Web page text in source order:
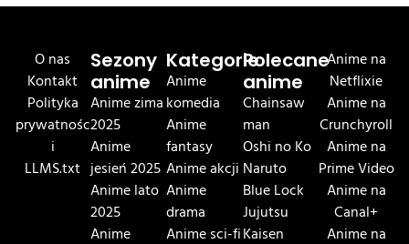
O nas
Kontakt
Polityka
prywatnośc
i
LLMS.txt
Sezony
anime
Anime zima
2025
Anime
jesień 2025
Anime lato
2025
Anime
Kategorie
Anime
komedia
Anime
fantasy
Anime akcji
Anime
drama
Anime sci-fi
Polecane
anime
Chainsaw
man
Oshi no Ko
Naruto
Blue Lock
Jujutsu
Kaisen
Anime na
Netflixie
Anime na
Crunchyroll
Anime na
Prime Video
Anime na
Canal+
Anime na